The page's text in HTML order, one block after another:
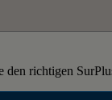
den richtigen